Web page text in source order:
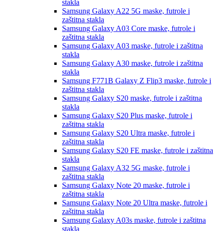
stakla
Samsung Galaxy A22 5G maske, futrole i
zaštitna stakla
Samsung Galaxy A03 Core maske, futrole i
zaštitna stakla
Samsung Galaxy A03 maske, futrole i zaštitna
stakla
Samsung Galaxy A30 maske, futrole i zaštitna
stakla
Samsung F771B Galaxy Z Flip3 maske, futrole i
zaštitna stakla
Samsung Galaxy S20 maske, futrole i zaštitna
stakla
Samsung Galaxy S20 Plus maske, futrole i
zaštitna stakla
Samsung Galaxy S20 Ultra maske, futrole i
zaštitna stakla
Samsung Galaxy S20 FE maske, futrole i zaštitna
stakla
Samsung Galaxy A32 5G maske, futrole i
zaštitna stakla
Samsung Galaxy Note 20 maske, futrole i
zaštitna stakla
Samsung Galaxy Note 20 Ultra maske, futrole i
zaštitna stakla
Samsung Galaxy A03s maske, futrole i zaštitna
stakla